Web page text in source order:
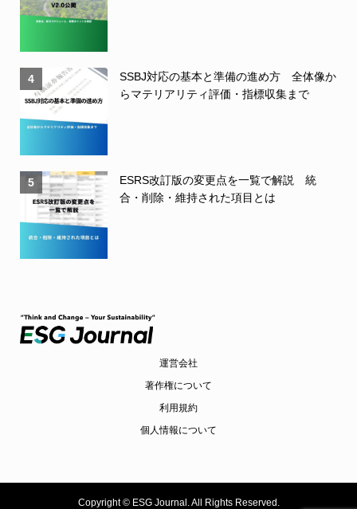
4
SSBJ対応の基本と準備の進め方 全体像か
らマテリアリティ評価・指標収集まで
5
ESRS改訂版の変更点を一覧で解説 統
合・削除・維持された項目とは
運営会社
著作権について
利用規約
個人情報について
Copyright ©ESG Journal. All Rights Reserved.